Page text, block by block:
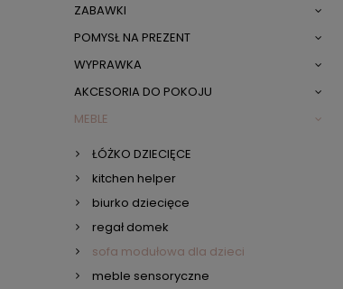
ZABAWKI
POMYSŁ NA PREZENT
WYPRAWKA
AKCESORIA DO POKOJU
MEBLE
ŁÓŻKO DZIECIĘCE
kitchen helper
biurko dziecięce
regał domek
sofa modułowa dla dzieci
meble sensoryczne